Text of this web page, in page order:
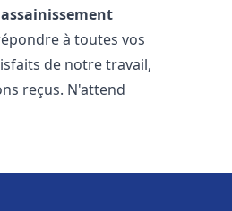
à toutes vos
de notre travail,
reçus. N'attend